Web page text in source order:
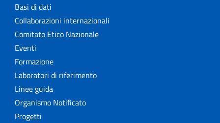
Basi di dati
Collaborazioni internazionali
Comitato Etico Nazionale
Eventi
Formazione
Laboratori di riferimento
Linee guida
Organismo Notificato
Progetti